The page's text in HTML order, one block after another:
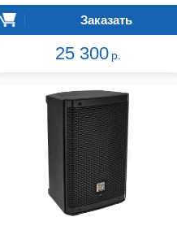
Заказать
25 300 р.